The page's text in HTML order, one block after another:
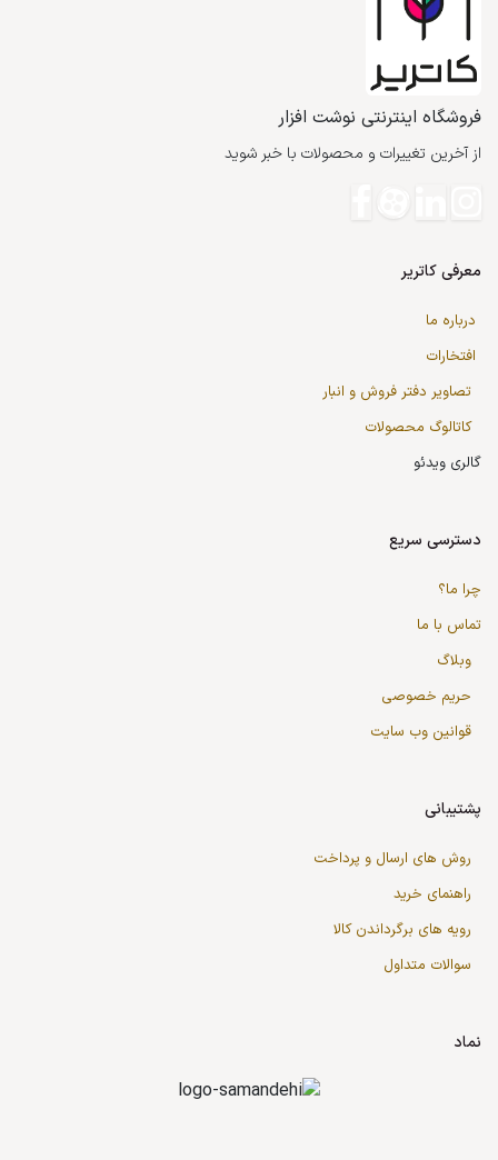
فروشگاه اینترنتی نوشت افزار
از آخرین تغییرات و محصولات با خبر شوید
معرفی کاتریر
درباره ما
افتخارات
تصاویر دفتر فروش و انبار
کاتالوگ محصولات
گالری ویدئو
دسترسی سریع
چرا ما؟
تماس با ما
وبلاگ
حریم خصوصی
قوانین وب سایت
پشتیبانی
روش های ارسال و پرداخت
راهنمای خرید
رویه های برگرداندن کالا
سوالات متداول
نماد